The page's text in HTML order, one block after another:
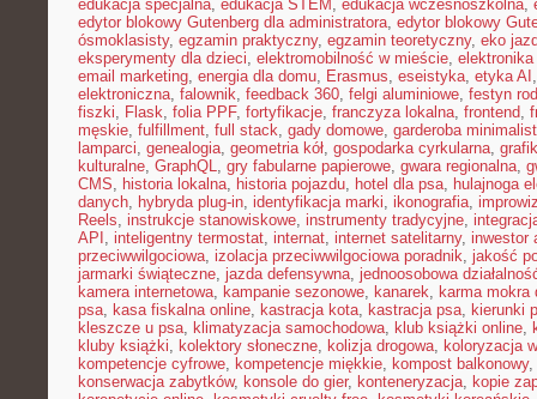
edukacja specjalna, edukacja STEM , edukacja wczesnoszkolna,
edytor blokowy Gutenberg dla administratora, edytor blokowy
ósmoklasisty, egzamin praktyczny, egzamin teoretyczny, eko
eksperymenty dla dzieci, elektromobilność w mieście, elektronika
email marketing, energia dla domu, Erasmus, eseistyka, etyka AI
elektroniczna, falownik, feedback 360, felgi aluminiowe, festyn
fiszki, Flask, folia PPF, fortyfikacje, franczyza lokalna, frontend,
męskie, fulfillment, full stack, gady domowe, garderoba
lamparci, genealogia, geometria kół, gospodarka cyrkularna,
kulturalne, GraphQL, gry fabularne papierowe, gwara regionalna,
CMS, historia lokalna, historia pojazdu, hotel dla psa, hulajnoga
danych, hybryda plug-in, identyfikacja marki, ikonografia,
Reels, instrukcje stanowiskowe, instrumenty tradycyjne,
API , inteligentny termostat, internat, internet satelitarny, inwestor
przeciwwilgociowa, izolacja przeciwwilgociowa poradnik, jakość
jarmarki świąteczne, jazda defensywna, jednoosobowa
kamera internetowa, kampanie sezonowe, kanarek, karma mokra
psa, kasa fiskalna online, kastracja kota, kastracja psa, kierunki
kleszcze u psa, klimatyzacja samochodowa, klub książki online,
kluby książki, kolektory słoneczne, kolizja drogowa, koloryzacja
kompetencje cyfrowe, kompetencje miękkie, kompost balkonowy,
konserwacja zabytków, konsole do gier, konteneryzacja, kopie